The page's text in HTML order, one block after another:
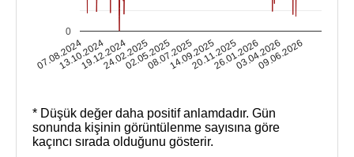
07.08.2024
13.10.2024
19.12.2024
24.02.2025
02.05.2025
08.07.2025
14.09.2025
20.11.2025
26.01.2026
03.04.2026
09.06.2026
0
* Düşük değer daha positif anlamdadır. Gün
sonunda kişinin görüntülenme sayısına göre
kaçıncı sırada olduğunu gösterir.